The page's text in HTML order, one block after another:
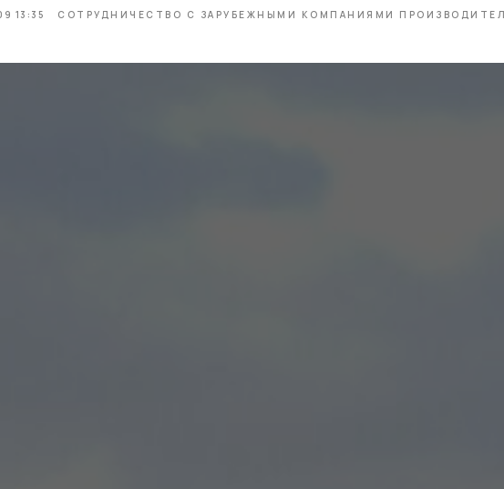
13:35 СОТРУДНИЧЕСТВО С ЗАРУБЕЖНЫМИ КОМПАНИЯМИ